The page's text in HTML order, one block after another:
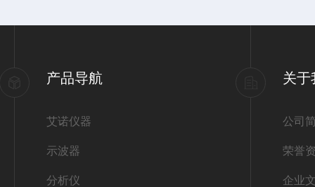
产品导航
艾诺仪器
示波器
分析仪
关于
公司
荣誉
企业